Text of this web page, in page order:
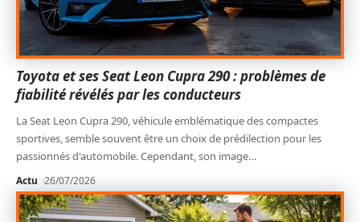
Toyota et ses Seat Leon Cupra 290 : problèmes de
fiabilité révélés par les conducteurs
La Seat Leon Cupra 290, véhicule emblématique des compactes
sportives, semble souvent être un choix de prédilection pour les
passionnés d'automobile. Cependant, son image…
Actu 26/07/2026